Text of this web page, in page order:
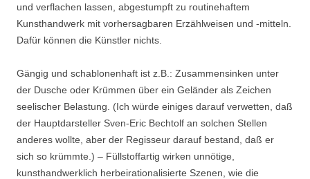
und verflachen lassen, abgestumpft zu routinehaftem
Kunsthandwerk mit vorhersagbaren Erzählweisen und -mitteln.
Dafür können die Künstler nichts.
Gängig und schablonenhaft ist z.B.: Zusammensinken unter
der Dusche oder Krümmen über ein Geländer als Zeichen
seelischer Belastung. (Ich würde einiges darauf verwetten, daß
der Hauptdarsteller Sven-Eric Bechtolf an solchen Stellen
anderes wollte, aber der Regisseur darauf bestand, daß er
sich so krümmte.) – Füllstoffartig wirken unnötige,
kunsthandwerklich herbeirationalisierte Szenen, wie die